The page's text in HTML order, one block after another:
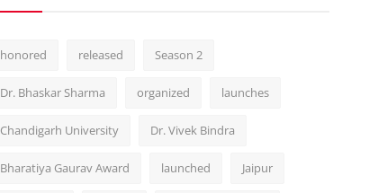
honored released Season 2
Dr. Bhaskar Sharma organized launches
Chandigarh University Dr. Vivek Bindra
Bharatiya Gaurav Award launched Jaipur